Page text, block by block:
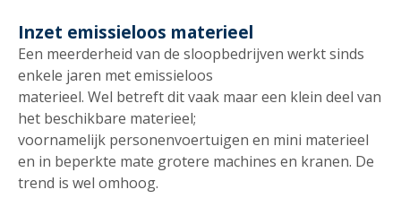
Inzet emissieloos materieel
Een meerderheid van de sloopbedrijven werkt sinds
enkele jaren met emissieloos
materieel. Wel betreft dit vaak maar een klein deel van
het beschikbare materieel;
voornamelijk personenvoertuigen en mini materieel
en in beperkte mate grotere machines en kranen. De
trend is wel omhoog.